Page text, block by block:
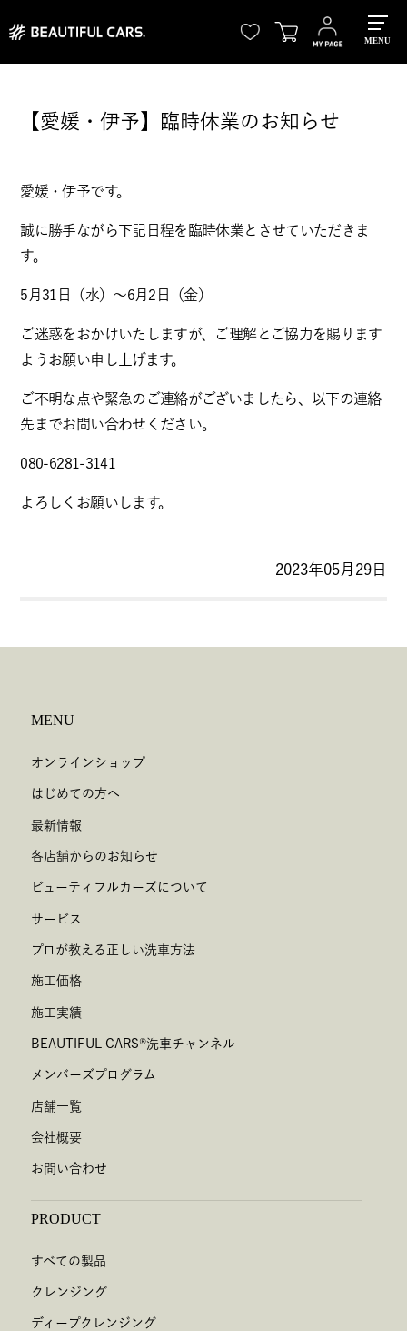
MENU
【愛媛・伊予】臨時休業のお知らせ
愛媛・伊予です。
誠に勝手ながら下記日程を臨時休業とさせていただきま
す。
5月31日（水）～6月2日（金）
ご迷惑をおかけいたしますが、ご理解とご協力を賜ります
ようお願い申し上げます。
ご不明な点や緊急のご連絡がございましたら、以下の連絡
先までお問い合わせください。
080-6281-3141
よろしくお願いします。
2023年05月29日
MENU
オンラインショップ
はじめての方へ
最新情報
各店舗からのお知らせ
ビューティフルカーズについて
サービス
プロが教える正しい洗車方法
施工価格
施工実績
BEAUTIFUL CARS®洗車チャンネル
メンバーズプログラム
店舗一覧
会社概要
お問い合わせ
PRODUCT
すべての製品
クレンジング
ディープクレンジング